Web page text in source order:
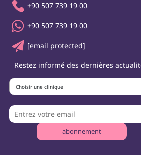
+90 507 739 19 00
+90 507 739 19 00
[email protected]
Restez informé des dernières
Choisir une clinique
abonnement